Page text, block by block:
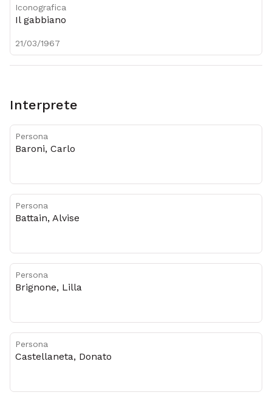
Iconografica
Il gabbiano
21/03/1967
Interprete
Persona
Baroni, Carlo
Persona
Battain, Alvise
Persona
Brignone, Lilla
Persona
Castellaneta, Donato